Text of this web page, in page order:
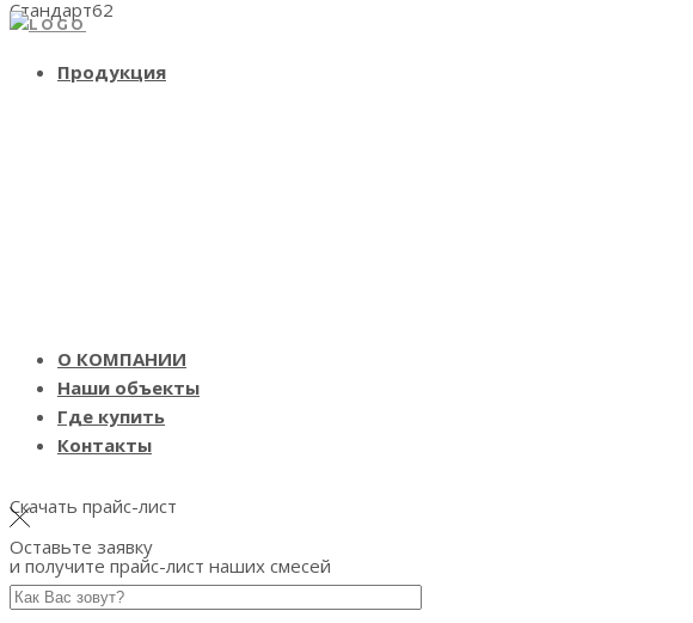
Стандарт62
Продукция
О КОМПАНИИ
Наши объекты
Где купить
Контакты
Скачать прайс-лист
Оставьте заявку
и получите прайс-лист наших смесей